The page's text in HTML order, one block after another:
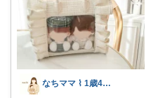
なちママ ⌇ 1歳4歳ママ